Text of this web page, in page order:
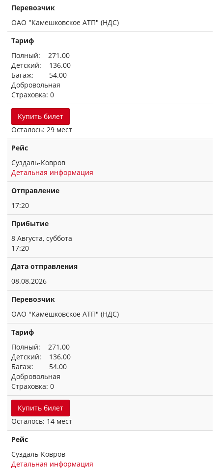
Перевозчик
ОАО "Камешковское АТП" (НДС)
Тариф
Полный: 271.00
Детский: 136.00
Багаж: 54.00
Добровольная
Страховка: 0
Купить билет
Осталось: 29 мест
Рейс
Суздаль-Ковров
Детальная информация
Отправление
17:20
Прибытие
8 Августа, суббота
17:20
Дата отправления
08.08.2026
Перевозчик
ОАО "Камешковское АТП" (НДС)
Тариф
Полный: 271.00
Детский: 136.00
Багаж: 54.00
Добровольная
Страховка: 0
Купить билет
Осталось: 14 мест
Рейс
Суздаль-Ковров
Детальная информация